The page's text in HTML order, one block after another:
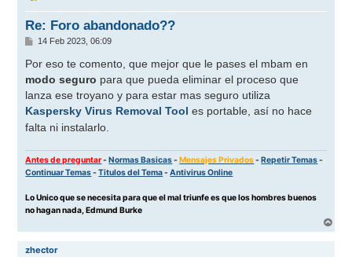
Re: Foro abandonado??
M
n
a
j
e
14 Feb 2023, 06:09
Por eso te comento, que mejor que le pases el mbam en
modo seguro para que pueda eliminar el proceso que
lanza ese troyano y para estar mas seguro utiliza
Kaspersky Virus Removal Tool es portable, así no hace
falta ni instalarlo.
Antes de preguntar-Normas Basicas-Mensajes Privados-Repetir Temas-
Continuar Temas-Titulos del Tema-Antivirus Online
Lo Unico que se necesita para que el mal triunfe es que los hombres buenos
no hagan nada, Edmund Burke
r
zhector